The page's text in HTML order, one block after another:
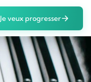
Je veux progresser